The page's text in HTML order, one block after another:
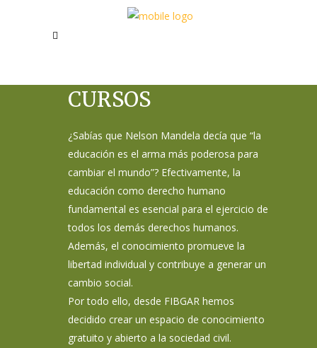
CURSOS
¿Sabías que Nelson Mandela decía que “la
educación es el arma más poderosa para
cambiar el mundo”? Efectivamente, la
educación como derecho humano
fundamental es esencial para el ejercicio de
todos los demás derechos humanos.
Además, el conocimiento promueve la
libertad individual y contribuye a generar un
cambio social.
Por todo ello, desde FIBGAR hemos
decidido crear un espacio de conocimiento
gratuito y abierto a la sociedad civil.